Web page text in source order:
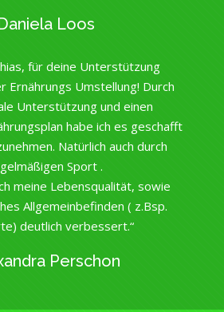
Loos
für deine Unterstützung
Ernährungs Umstellung! Durch
Unterstützung und einen
habe ich es geschafft
Natürlich auch durch
Sport .
meine Lebensqualität, sowie
Allgemeinbefinden ( z.Bsp.
deutlich verbessert.“
Perschon